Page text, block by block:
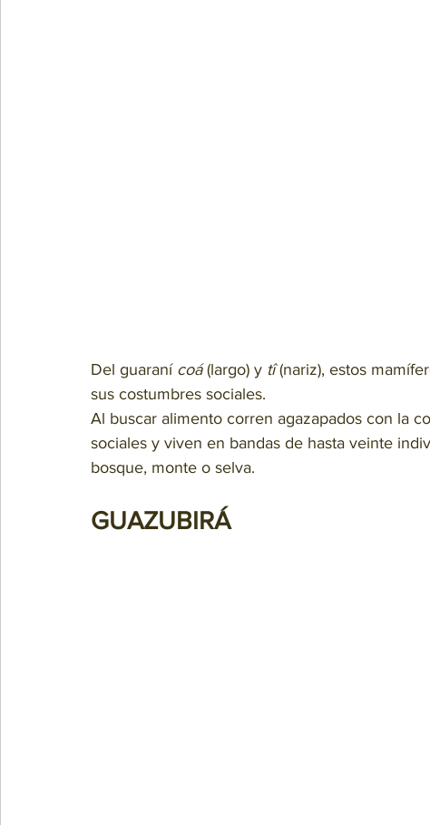
Del guaraní coá (largo) y tî (nariz), estos
sus costumbres sociales.
Al buscar alimento corren agazapados con la
sociales y viven en bandas de hasta veinte
bosque, monte o selva.
GUAZUBIRÁ